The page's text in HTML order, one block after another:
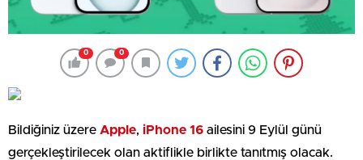
0 0
Bildiğiniz üzere Apple, iPhone 16 ailesini 9 Eylül günü
gerçekleştirilecek olan aktiflikle birlikte tanıtmış olacak.